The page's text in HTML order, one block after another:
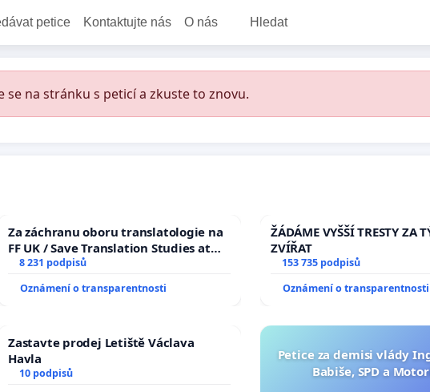
petice Kontaktujte nás O nás Hledat
na stránku s peticí a zkuste to znovu.
Za záchranu oboru translatologie na
FF UK / Save Translation Studies at
the Faculty of Arts, Charles
University
8 231 podpisů
Oznámení o transparentnosti
ŽÁDÁME VYŠŠÍ TRESTY ZA
ZVÍŘAT
153 735 podpisů
Oznámení o transparentnosti
Zastavte prodej Letiště Václava
Havla
10 podpisů
Petice za demisi vlády
Babiše, SPD a